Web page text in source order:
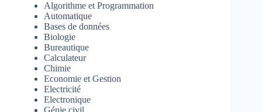
Algorithme et Programmation
Automatique
Bases de données
Biologie
Bureautique
Calculateur
Chimie
Economie et Gestion
Electricité
Electronique